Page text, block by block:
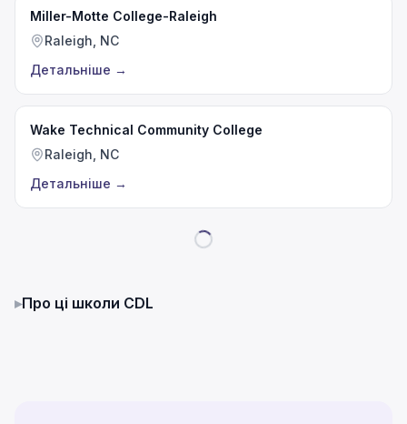
Miller-Motte College-Raleigh
Raleigh, NC
Детальніше →
Wake Technical Community College
Raleigh, NC
Детальніше →
▸Про ці школи CDL